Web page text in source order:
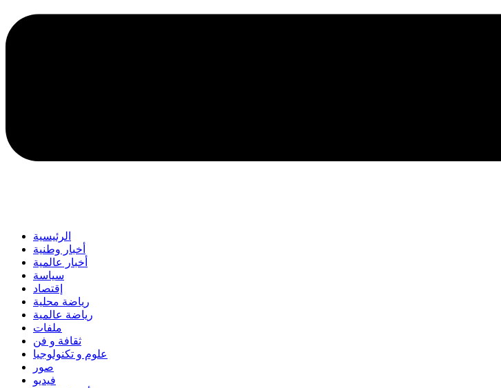
الرئيسية
أخبار وطنية
أخبار عالمية
سياسة
إقتصاد
رياضة محلية
رياضة عالمية
ملفات
ثقافة و فن
علوم و تكنولوجيا
صور
فيديو